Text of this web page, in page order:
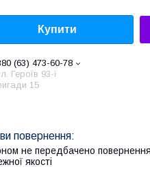
Купити
(63) 473-60-78
Героїв 93-ї
15
не передбачено
якості